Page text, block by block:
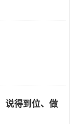
说得到位、做